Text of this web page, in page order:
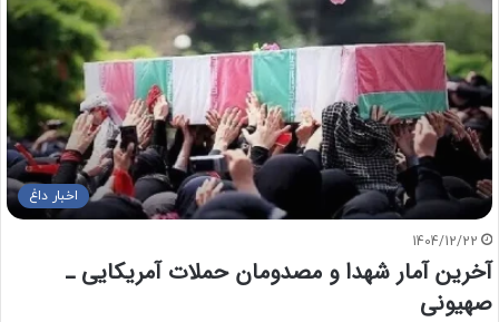
اخبار داغ
1404/12/22
آخرین آمار شهدا و مصدومان حملات آمریکایی ـ
صهیونی